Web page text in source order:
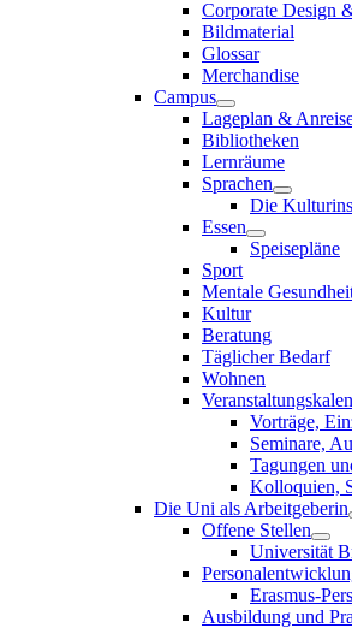
Corporate Design
Bildmaterial
Glossar
Merchandise
Campus
Lageplan &
Bibliotheken
Lernräume
Sprachen
Die
Essen
Speisepläne
Sport
Mentale
Kultur
Beratung
Täglicher Bedarf
Wohnen
Vorträge,
Seminare,
Tagungen
Kolloquien,
Die Uni als Arbeitgeberin
Offene Stellen
Universität
Erasmus-
Ausbildung und